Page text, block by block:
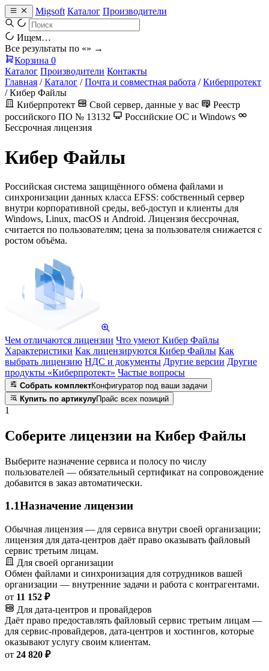
Migsoft Каталог Производители
Ищем…
Все результаты по «» →
Корзина 0
Каталог Производители Контакты
Главная / Каталог / Почта и совместная работа / Киберпротект
/ Кибер Файлы
Киберпротект
Свой сервер, данные у вас
Реестр
российского ПО № 13132
Российские ОС и Windows
Бессрочная лицензия
Кибер Файлы
Российская система защищённого обмена файлами и
синхронизации данных класса EFSS: собственный сервер
внутри корпоративной среды, веб-доступ и клиенты для
Windows, Linux, macOS и Android. Лицензия бессрочная,
считается по пользователям; цена за пользователя снижается с
ростом объёма.
Чем отличаются лицензии Что умеют Кибер Файлы
Характеристики Как лицензируются Кибер Файлы Как
выбрать лицензию НДС и документы Другие версии Другие
продукты «Киберпротект» Частые вопросы
Собрать комплектКонфигуратор под ваши задачи
Купить по артикулуПрайс всех позиций
1
Соберите лицензии на Кибер Файлы
Выберите назначение сервиса и полосу по числу
пользователей — обязательный сертификат на сопровождение
добавится в заказ автоматически.
1.1Назначение лицензии
Обычная лицензия — для сервиса внутри своей организации;
лицензия для дата-центров даёт право оказывать файловый
сервис третьим лицам.
Для своей организации
Обмен файлами и синхронизация для сотрудников вашей
организации — внутренние задачи и работа с контрагентами.
от 11 152 ₽
Для дата-центров и провайдеров
Даёт право предоставлять файловый сервис третьим лицам —
для сервис-провайдеров, дата-центров и хостингов, которые
оказывают услугу своим клиентам.
от 24 820 ₽